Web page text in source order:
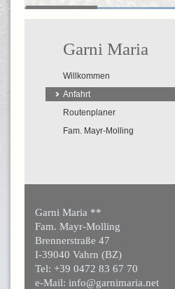
Garni Maria
Willkommen
Anfahrt
Routenplaner
Fam. Mayr-Molling
Garni Maria **
Fam. Mayr-Molling
Brennerstraße 47
I-39040 Vahrn (BZ)
Tel: +39 0472 83 67 70
e-Mail: info@garnimaria.net